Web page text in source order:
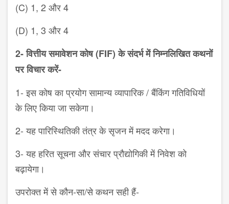
(C) 1, 2 और 4
(D) 1, 3 और 4
2- वित्तीय समावेशन कोष (FIF) के संदर्भ में निम्नलिखित कथनों
पर विचार करें-
1- इस कोष का प्रयोग सामान्य व्यापारिक / बैंकिंग गतिविधियों
के लिए किया जा सकेगा।
2- यह पारिस्थितिकी तंत्र के सृजन में मदद करेगा।
3- यह हरित सूचना और संचार प्रौद्योगिकी में निवेश को
बढ़ायेगा।
उपरोक्त में से कौन-सा/से कथन सही हैं-